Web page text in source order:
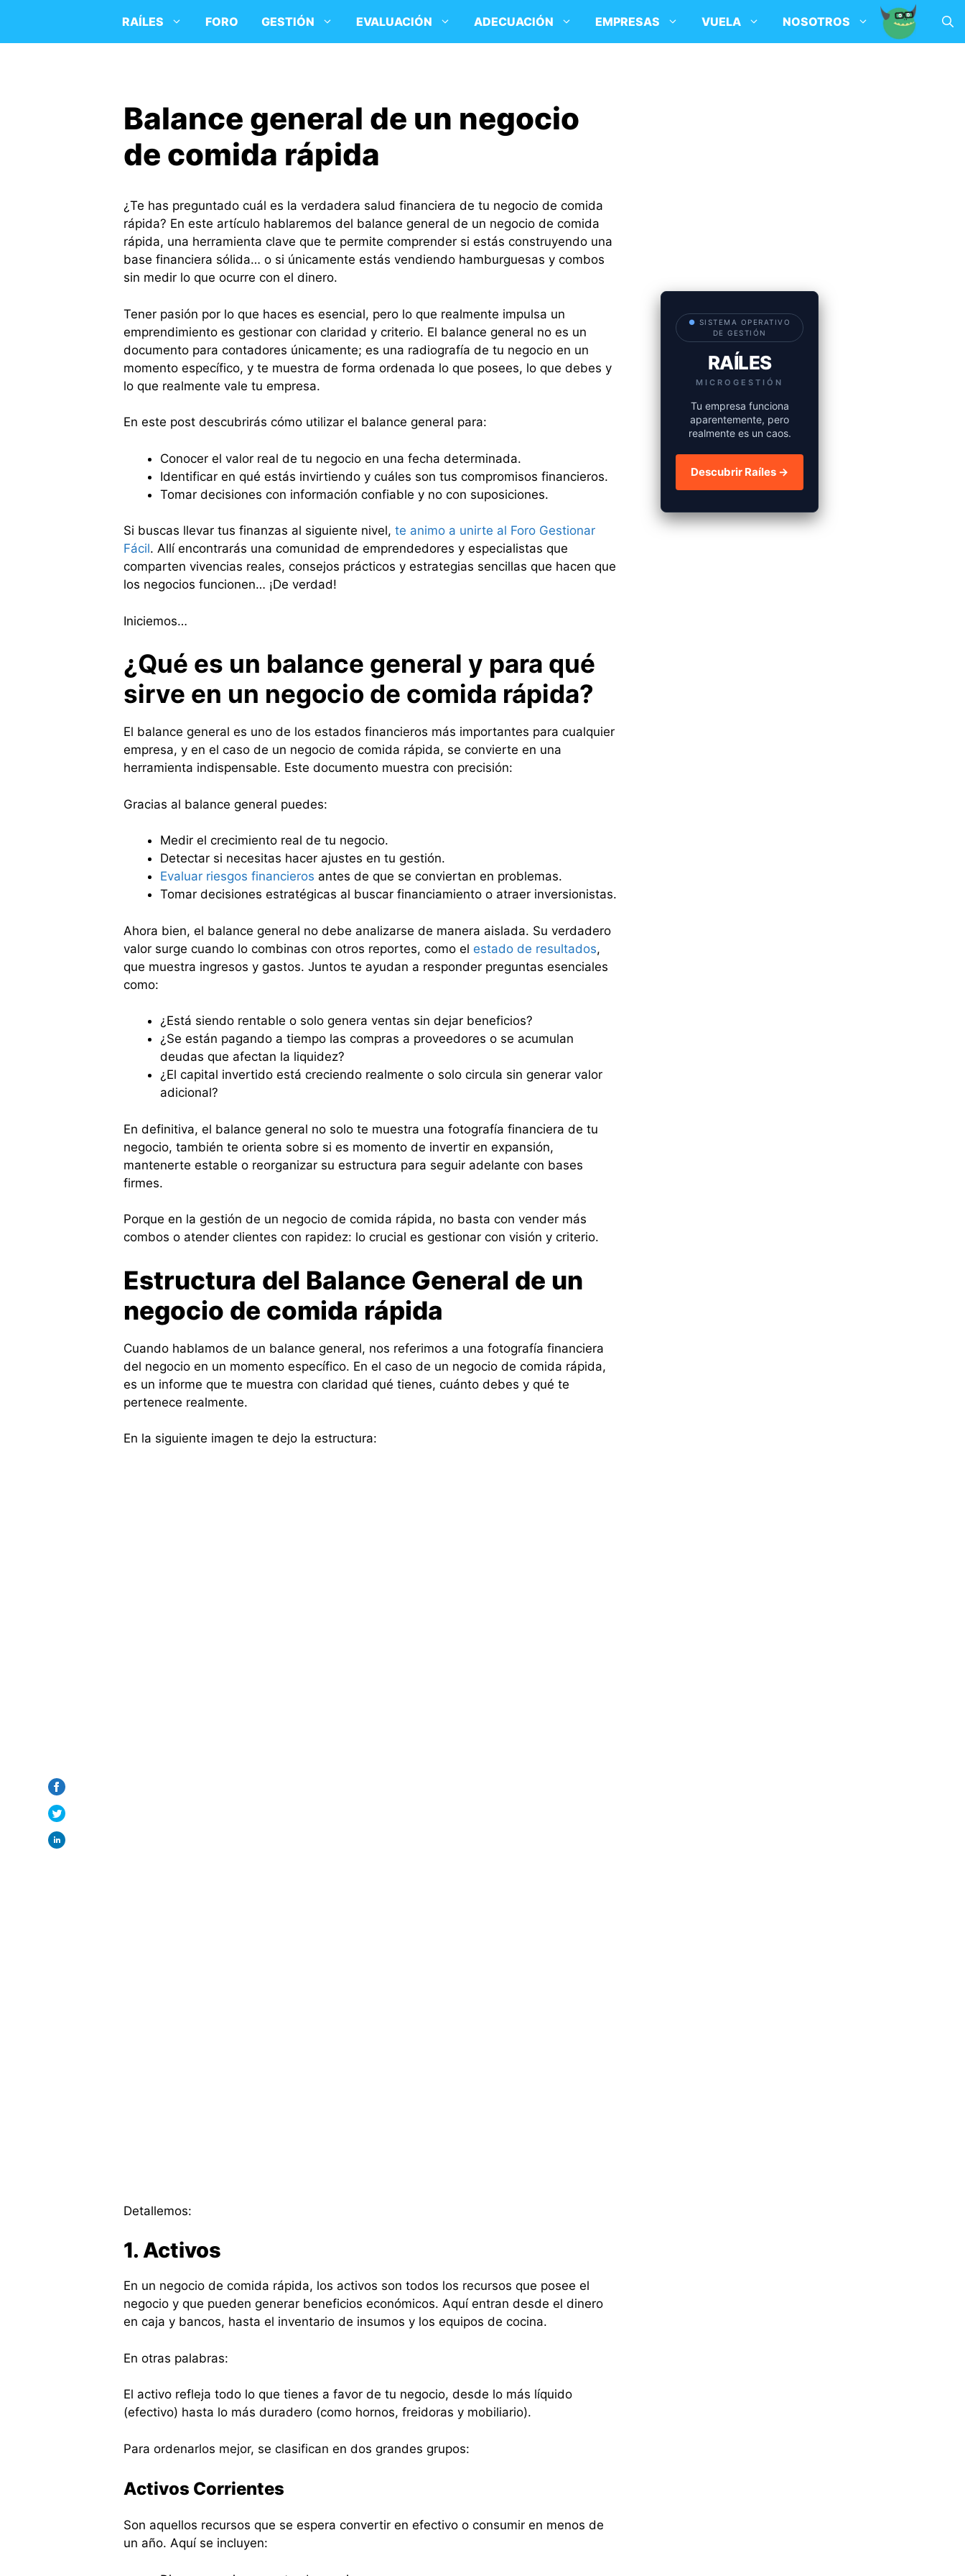
contenido
RAÍLES FORO GESTIÓN EVALUACIÓN ADECUACIÓN EMPRESAS VUELA NOSOTROS
Balance general de un negocio
de comida rápida
¿Te has preguntado cuál es la verdadera salud financiera de tu negocio de comida
rápida? En este artículo hablaremos del balance general de un negocio de comida
rápida, una herramienta clave que te permite comprender si estás construyendo una
base financiera sólida… o si únicamente estás vendiendo hamburguesas y combos
sin medir lo que ocurre con el dinero.
Tener pasión por lo que haces es esencial, pero lo que realmente impulsa un
emprendimiento es gestionar con claridad y criterio. El balance general no es un
documento para contadores únicamente; es una radiografía de tu negocio en un
momento específico, y te muestra de forma ordenada lo que posees, lo que debes y
lo que realmente vale tu empresa.
En este post descubrirás cómo utilizar el balance general para:
Conocer el valor real de tu negocio en una fecha determinada.
Identificar en qué estás invirtiendo y cuáles son tus compromisos financieros.
Tomar decisiones con información confiable y no con suposiciones.
Si buscas llevar tus finanzas al siguiente nivel, te animo a unirte al Foro Gestionar
Fácil. Allí encontrarás una comunidad de emprendedores y especialistas que
comparten vivencias reales, consejos prácticos y estrategias sencillas que hacen que
los negocios funcionen… ¡De verdad!
Iniciemos…
¿Qué es un balance general y para qué
sirve en un negocio de comida rápida?
El balance general es uno de los estados financieros más importantes para cualquier
empresa, y en el caso de un negocio de comida rápida, se convierte en una
herramienta indispensable. Este documento muestra con precisión:
Gracias al balance general puedes:
Medir el crecimiento real de tu negocio.
Detectar si necesitas hacer ajustes en tu gestión.
Evaluar riesgos financieros antes de que se conviertan en problemas.
Tomar decisiones estratégicas al buscar financiamiento o atraer inversionistas.
Ahora bien, el balance general no debe analizarse de manera aislada. Su verdadero
valor surge cuando lo combinas con otros reportes, como el estado de resultados,
que muestra ingresos y gastos. Juntos te ayudan a responder preguntas esenciales
como:
¿Está siendo rentable o solo genera ventas sin dejar beneficios?
¿Se están pagando a tiempo las compras a proveedores o se acumulan
deudas que afectan la liquidez?
¿El capital invertido está creciendo realmente o solo circula sin generar valor
adicional?
En definitiva, el balance general no solo te muestra una fotografía financiera de tu
negocio, también te orienta sobre si es momento de invertir en expansión,
mantenerte estable o reorganizar su estructura para seguir adelante con bases
firmes.
Porque en la gestión de un negocio de comida rápida, no basta con vender más
combos o atender clientes con rapidez: lo crucial es gestionar con visión y criterio.
Estructura del Balance General de un
negocio de comida rápida
Cuando hablamos de un balance general, nos referimos a una fotografía financiera
del negocio en un momento específico. En el caso de un negocio de comida rápida,
es un informe que te muestra con claridad qué tienes, cuánto debes y qué te
pertenece realmente.
En la siguiente imagen te dejo la estructura:
Detallemos:
1. Activos
En un negocio de comida rápida, los activos son todos los recursos que posee el
negocio y que pueden generar beneficios económicos. Aquí entran desde el dinero
en caja y bancos, hasta el inventario de insumos y los equipos de cocina.
En otras palabras:
El activo refleja todo lo que tienes a favor de tu negocio, desde lo más líquido
(efectivo) hasta lo más duradero (como hornos, freidoras y mobiliario).
Para ordenarlos mejor, se clasifican en dos grandes grupos:
Activos Corrientes
Son aquellos recursos que se espera convertir en efectivo o consumir en menos de
un año. Aquí se incluyen:
● SISTEMA OPERATIVO
DE GESTIÓN
RAÍLES
MICROGESTIÓN
Tu empresa funciona
aparentemente, pero
realmente es un caos.
Descubrir Raíles →